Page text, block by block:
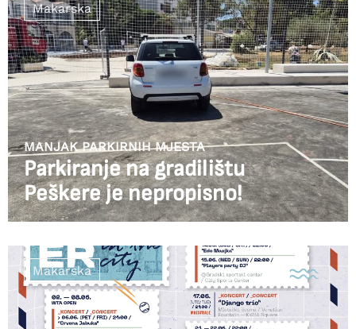
Makarska
MANJAK PARKIRNIH MJESTA
Parkiranje na gradilištu
Peškere je nepropisno!
Makarska